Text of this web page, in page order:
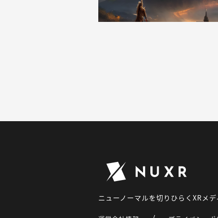
ニューノーマルを切りひらくXRメ